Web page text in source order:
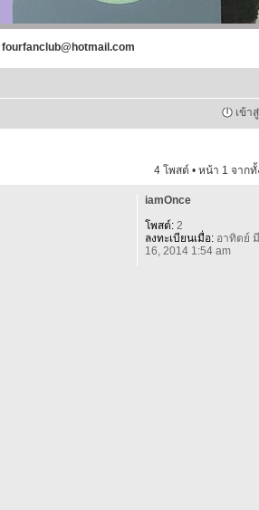
fourfanclub@hotmail.com
เข้า
4 โพสต์ • หน้า 1 จาก
iamOnce
โพสต์:2
ลงทะเบียนเมื่อ:อาทิตย์
16, 2014 1:54 am